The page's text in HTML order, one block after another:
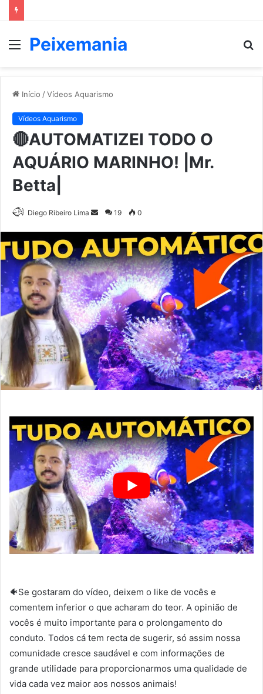
Menu
Peixemania
Início /Vídeos Aquarismo
Vídeos Aquarismo
🔴AUTOMATIZEI TODO O
AQUÁRIO MARINHO! |Mr.
Betta|
Diego Ribeiro Lima
Mande
e-
mail
19 0
🐠Se gostaram do vídeo, deixem o like de vocês e
comentem inferior o que acharam do teor. A opinião de
vocês é muito importante para o prolongamento do
conduto. Todos cá tem recta de sugerir, só assim nossa
comunidade cresce saudável e com informações de
grande utilidade para proporcionarmos uma qualidade de
vida cada vez maior aos nossos animais!